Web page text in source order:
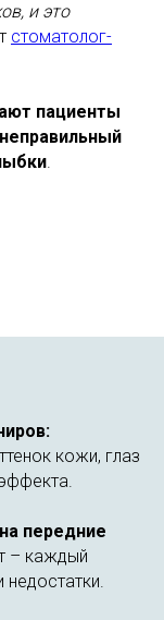
и это
стоматолог-
пациенты
.
кожи, глаз
передние
– каждый